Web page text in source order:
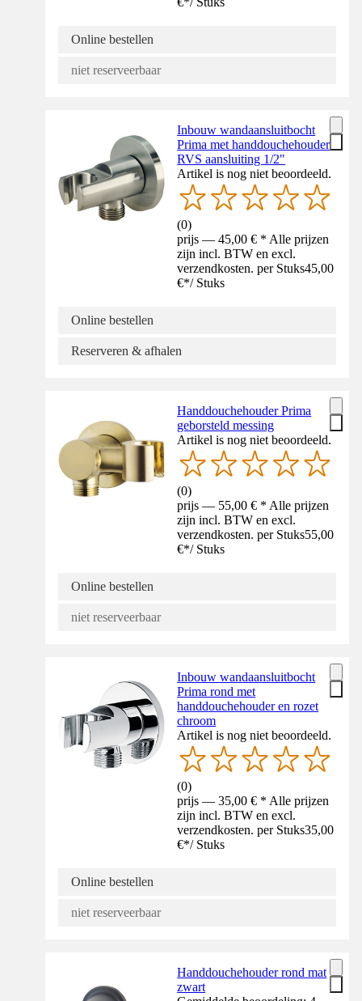
Online bestellen
niet reserveerbaar
Inbouw wandaansluitbocht
Prima met handdouchehouder
RVS aansluiting 1/2"
Artikel is nog niet beoordeeld.
(0)
prijs — 45,00 € * Alle prijzen
zijn incl. BTW en excl.
verzendkosten. per Stuks45,00
€*/ Stuks
Online bestellen
Reserveren & afhalen
Handdouchehouder Prima
geborsteld messing
Artikel is nog niet beoordeeld.
(0)
prijs — 55,00 € * Alle prijzen
zijn incl. BTW en excl.
verzendkosten. per Stuks55,00
€*/ Stuks
Online bestellen
niet reserveerbaar
Inbouw wandaansluitbocht
Prima rond met
handdouchehouder en rozet
chroom
Artikel is nog niet beoordeeld.
(0)
prijs — 35,00 € * Alle prijzen
zijn incl. BTW en excl.
verzendkosten. per Stuks35,00
€*/ Stuks
Online bestellen
niet reserveerbaar
Handdouchehouder rond mat
zwart